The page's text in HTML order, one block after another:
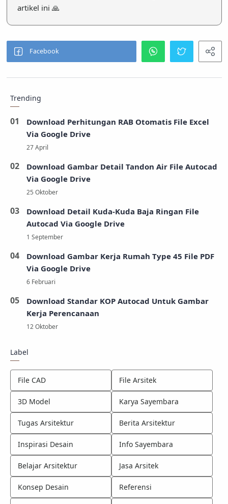
artikel ini 🙏
Trending
Download Perhitungan RAB Otomatis File Excel
Via Google Drive
Download Gambar Detail Tandon Air File Autocad
Via Google Drive
Download Detail Kuda-Kuda Baja Ringan File
Autocad Via Google Drive
Download Gambar Kerja Rumah Type 45 File PDF
Via Google Drive
Download Standar KOP Autocad Untuk Gambar
Kerja Perencanaan
Label
File CAD File Arsitek
3D Model Karya Sayembara
Tugas Arsitektur Berita Arsitektur
Inspirasi Desain Info Sayembara
Belajar Arsitektur Jasa Arsitek
Konsep Desain Referensi